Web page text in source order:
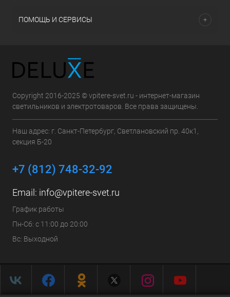
ПОМОЩЬ И СЕРВИСЫ
Copyright 2016-2025 © vpitere-svet.ru - интернет-магазин
светильников и электротоваров. Все права защищены.
Наш адрес: г. Санкт-Петербург, Светлановский пр. 40к1,
секция Б-20
+7 (812) 748-32-92
Email: info@vpitere-svet.ru
График работы
Пн-Сб: с 11:00 до 20:00
Вс: Выходной